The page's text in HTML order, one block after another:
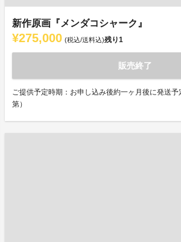
新作原画『メンダコシャーク』
¥275,000 (税込/送料込)残り1
販売終了
ご提供予定時期：お申し込み後約一ヶ月後に発送
第）